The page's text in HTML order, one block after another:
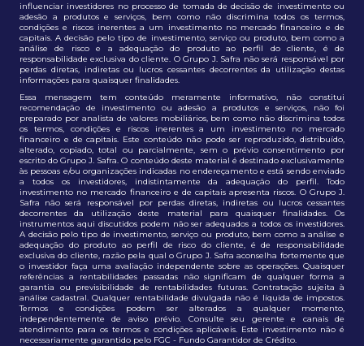
influenciar investidores no processo de tomada de decisão de investimento ou
adesão a produtos e serviços, bem como não discrimina todos os termos,
condições e riscos inerentes a um investimento no mercado financeiro e de
capitais. A decisão pelo tipo de investimento, serviço ou produto, bem como a
análise de risco e a adequação do produto ao perfil do cliente, é de
responsabilidade exclusiva do cliente. O Grupo J. Safra não será responsável por
perdas diretas, indiretas ou lucros cessantes decorrentes da utilização destas
informações para quaisquer finalidades.
Essa mensagem tem conteúdo meramente informativo, não constitui
recomendação de investimento ou adesão a produtos e serviços, não foi
preparado por analista de valores mobiliários, bem como não discrimina todos
os termos, condições e riscos inerentes a um investimento no mercado
financeiro e de capitais. Este conteúdo não pode ser reproduzido, distribuído,
alterado, copiado, total ou parcialmente, sem o prévio consentimento por
escrito do Grupo J. Safra. O conteúdo deste material é destinado exclusivamente
às pessoas e/ou organizações indicadas no endereçamento e está sendo enviado
a todos os investidores, indistintamente da adequação do perfil. Todo
investimento no mercado financeiro e de capitais apresenta riscos. O Grupo J.
Safra não será responsável por perdas diretas, indiretas ou lucros cessantes
decorrentes da utilização deste material para quaisquer finalidades. Os
instrumentos aqui discutidos podem não ser adequados a todos os investidores.
A decisão pelo tipo de investimento, serviço ou produto, bem como a análise e
adequação do produto ao perfil de risco do cliente, é de responsabilidade
exclusiva do cliente, razão pela qual o Grupo J. Safra aconselha fortemente que
o investidor faça uma avaliação independente sobre as operações. Quaisquer
referências a rentabilidades passadas não significam de qualquer forma a
garantia ou previsibilidade de rentabilidades futuras. Contratação sujeita à
análise cadastral. Qualquer rentabilidade divulgada não é líquida de impostos.
Termos e condições podem ser alterados a qualquer momento,
independentemente de aviso prévio. Consulte seu gerente e canais de
atendimento para os termos e condições aplicáveis. Este investimento não é
necessariamente garantido pelo FGC - Fundo Garantidor de Crédito.